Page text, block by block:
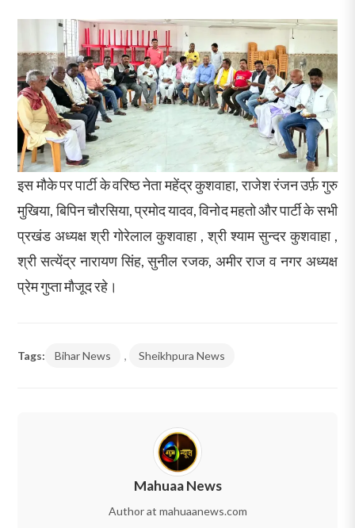
इस मौके पर पार्टी के वरिष्ठ नेता महेंद्र कुशवाहा, राजेश रंजन उर्फ़ गुरु
मुखिया, बिपिन चौरसिया, प्रमोद यादव, विनोद महतो और पार्टी के सभी
प्रखंड अध्यक्ष श्री गोरेलाल कुशवाहा , श्री श्याम सुन्दर कुशवाहा ,
श्री सत्येंद्र नारायण सिंह, सुनील रजक, अमीर राज व नगर अध्यक्ष
प्रेम गुप्ता मौजूद रहे।
Tags: Bihar News , Sheikhpura News
Mahuaa News
Author at mahuaanews.com